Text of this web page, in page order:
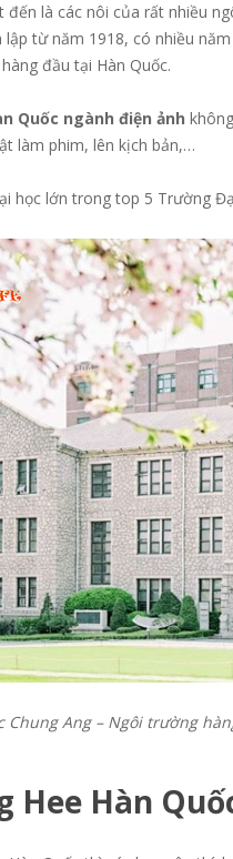
là các nôi của rất nhiều
từ năm 1918, có nhiều
đầu tại Hàn Quốc.
Quốc ngành điện ảnh
làm phim, lên kịch bản,…
học lớn trong top 5 Trường
Chung Ang – Ngôi trường
Hee Hàn